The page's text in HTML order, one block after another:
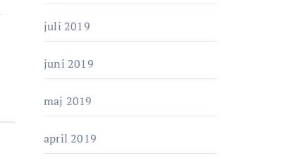
juli 2019
juni 2019
maj 2019
april 2019